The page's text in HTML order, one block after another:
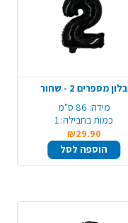
בלון מספרים 2 - שחור
מידה: 86 ס"מ
כמות בחבילה: 1
₪29.90
הוספה לסל